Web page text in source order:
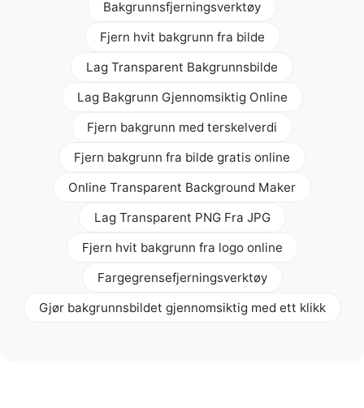
Bakgrunnsfjerningsverktøy
Fjern hvit bakgrunn fra bilde
Lag Transparent Bakgrunnsbilde
Lag Bakgrunn Gjennomsiktig Online
Fjern bakgrunn med terskelverdi
Fjern bakgrunn fra bilde gratis online
Online Transparent Background Maker
Lag Transparent PNG Fra JPG
Fjern hvit bakgrunn fra logo online
Fargegrensefjerningsverktøy
Gjør bakgrunnsbildet gjennomsiktig med ett klikk